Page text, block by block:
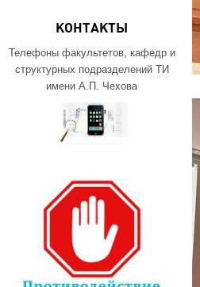
КОНТАКТЫ
Телефоны факультетов, кафедр и
структурных подразделений ТИ
имени А.П. Чехова